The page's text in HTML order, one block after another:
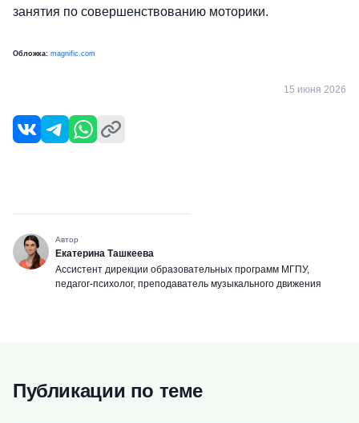
занятия по совершенствованию моторики.
Обложка: magnific.com
15 июня 2026
Автор
Екатерина Ташкеева
Ассистент дирекции образовательных программ МГПУ,
педагог-психолог, преподаватель музыкального движения
Публикации по теме